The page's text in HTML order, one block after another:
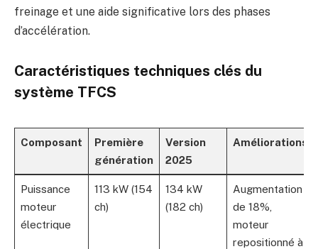
freinage et une aide significative lors des phases
d’accélération.
Caractéristiques techniques clés du
système TFCS
Composant
Première
génération
Version
2025
Améliorations
Puissance
moteur
électrique
113 kW (154
ch)
134 kW
(182 ch)
Augmentation
de 18%,
moteur
repositionné à